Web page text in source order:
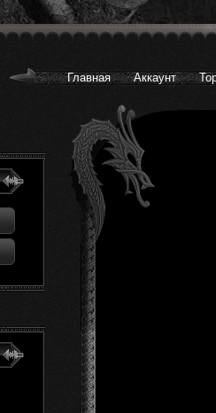
Главная Аккаунт